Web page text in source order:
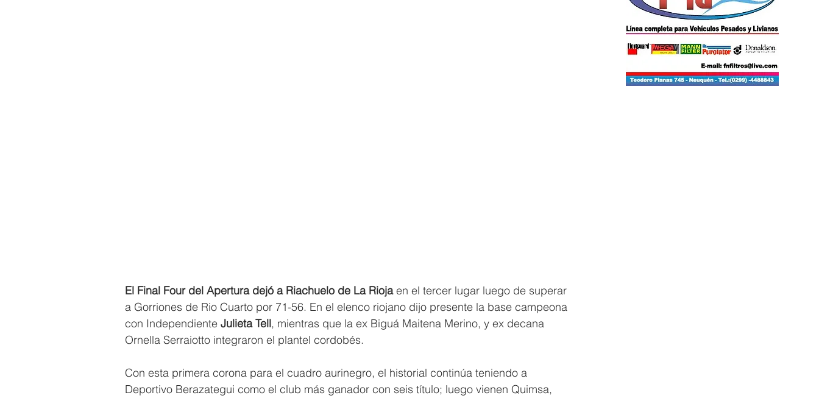
El Final Four del Apertura dejó a Riachuelo de La Rioja en el tercer lugar luego de superar
a Gorriones de Rio Cuarto por 71-56. En el elenco riojano dijo presente la base campeona
con Independiente Julieta Tell, mientras que la ex Biguá Maitena Merino, y ex decana
Ornella Serraiotto integraron el plantel cordobés.
Con esta primera corona para el cuadro aurinegro, el historial continúa teniendo a
Deportivo Berazategui como el club más ganador con seis título; luego vienen Quimsa,